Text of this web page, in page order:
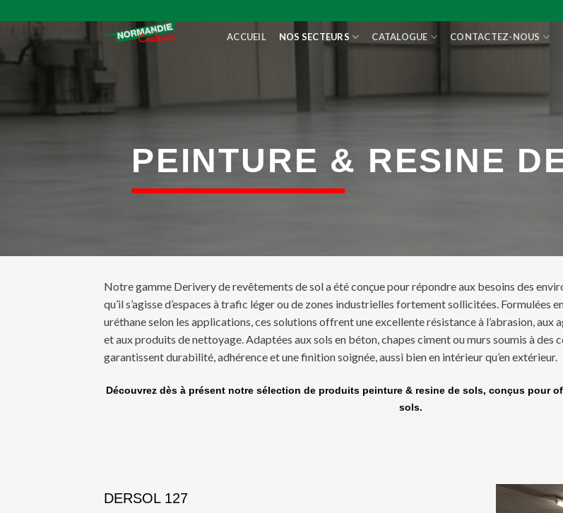
to
content
ACCUEIL NOS SECTEURS CATALOGUE CONTACTEZ-NOUS
PEINTURE & RESINE
Notre gamme Derivery de revêtements de sol a été conçue pour répondre aux besoins des
qu’il s’agisse d’espaces à trafic léger ou de zones industrielles fortement sollicitées. Formulées
uréthane selon les applications, ces solutions offrent une excellente résistance à l’abrasion, aux
et aux produits de nettoyage. Adaptées aux sols en béton, chapes ciment ou murs soumis à des
garantissent durabilité, adhérence et une finition soignée, aussi bien en intérieur qu’en extérieur.
Découvrez dès à présent notre sélection de produits peinture & resine de sols, conçus pour
sols.
DERSOL 127